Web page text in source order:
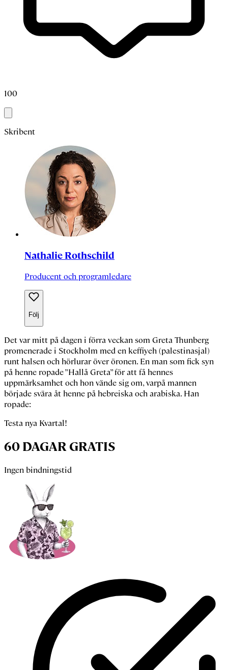
100
Skribent
Nathalie Rothschild
Producent och programledare
Följ
Det var mitt på dagen i förra veckan som Greta Thunberg
promenerade i Stockholm med en keffiyeh(palestinasjal)
runt halsen och hörlurar över öronen. En man som fick syn
på henne ropade ”Hallå Greta” för att få hennes
uppmärksamhet och hon vände sig om, varpå mannen
började svära åt henne på hebreiska och arabiska. Han
ropade:
Testa nya Kvartal!
60 DAGAR GRATIS
Ingen bindningstid